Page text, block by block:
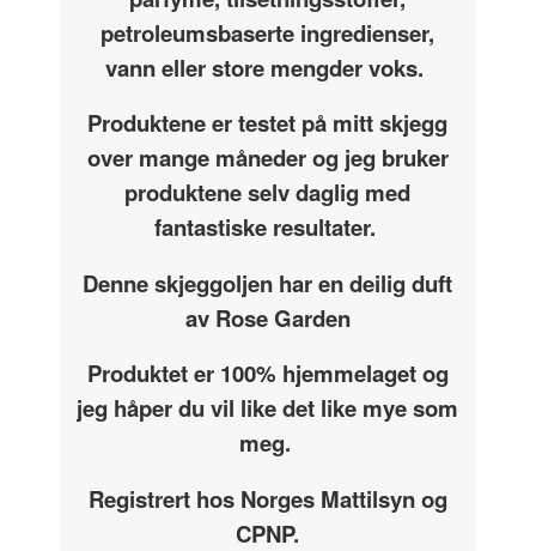
petroleumsbaserte ingredienser,
vann eller store mengder voks.
Produktene er testet på mitt skjegg
over mange måneder og jeg bruker
produktene selv daglig med
fantastiske resultater.
Denne skjeggoljen har en deilig duft
av Rose Garden
Produktet er 100% hjemmelaget og
jeg håper du vil like det like mye som
meg.
Registrert hos Norges Mattilsyn og
CPNP.